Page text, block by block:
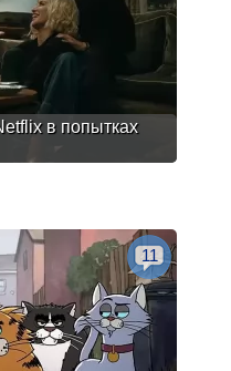
в попытках
11